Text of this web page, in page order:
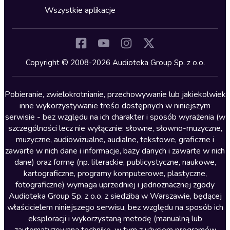
Kryminały
Lektury szkolne
Literatura anglojęzyczna
Literatura faktu
Literatura obyczajowa
Literatura piękna obca
Literatura piękna polska
Nagrania relaksacyjne
Nauka języków
Nauki humanistyczne
Wszystkie aplikacje
Copyright © 2008-2026 Audioteka Group Sp. z o.o.
Pobieranie, zwielokrotnianie, przechowywanie lub jakiekolwiek
inne wykorzystywanie treści dostępnych w niniejszym
serwisie - bez względu na ich charakter i sposób wyrażenia (w
szczególności lecz nie wyłącznie: słowne, słowno-muzyczne,
muzyczne, audiowizualne, audialne, tekstowe, graficzne i
zawarte w nich dane i informacje, bazy danych i zawarte w nich
dane) oraz formę (np. literackie, publicystyczne, naukowe,
kartograficzne, programy komputerowe, plastyczne,
fotograficzne) wymaga uprzedniej i jednoznacznej zgody
Audioteka Group Sp. z o.o. z siedzibą w Warszawie, będącej
właścicielem niniejszego serwisu, bez względu na sposób ich
eksploracji i wykorzystaną metodę (manualną lub